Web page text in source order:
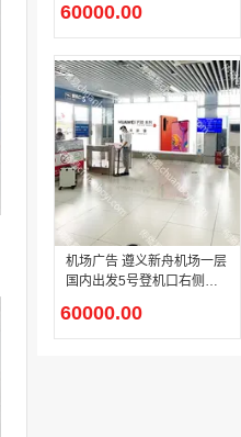
60000.00
机场广告 遵义新舟机场一层
国内出发5号登机口右侧灯
60000.00